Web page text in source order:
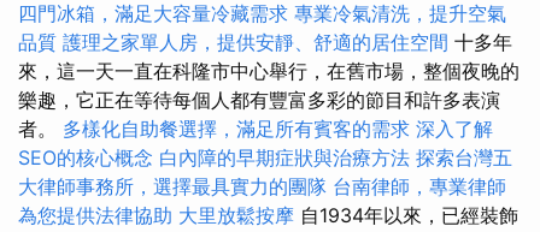
四門冰箱，滿足大容量冷藏需求 專業冷氣清洗，提升空氣
品質 護理之家單人房，提供安靜、舒適的居住空間 十多年
來，這一天一直在科隆市中心舉行，在舊市場，整個夜晚的
樂趣，它正在等待每個人都有豐富多彩的節目和許多表演
者。 多樣化自助餐選擇，滿足所有賓客的需求 深入了解
SEO的核心概念 白內障的早期症狀與治療方法 探索台灣五
大律師事務所，選擇最具實力的團隊 台南律師，專業律師
為您提供法律協助 大里放鬆按摩 自1934年以來，已經裝飾